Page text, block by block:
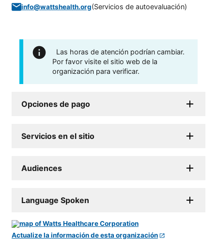
info@wattshealth.org(Servicios de autoevaluación)
Las horas de atención podrían cambiar.
Por favor visite el sitio web de la
organización para verificar.
Opciones de pago
Servicios en el sitio
Audiences
Language Spoken
Actualize la información de esta organización